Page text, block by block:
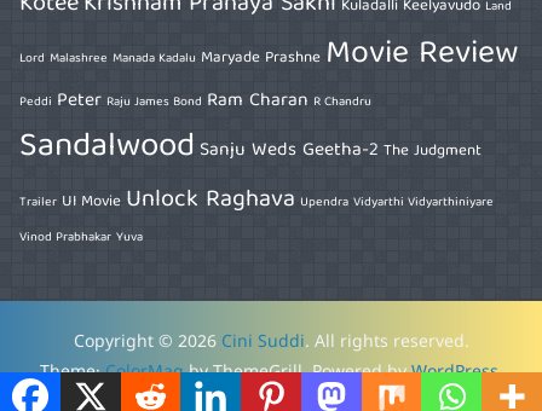
Kuladalli Keelyavudo Land
Lord Malashree Manada Kadalu Maryade Prashne Movie Review
Peddi Peter Raju James Bond Ram Charan R Chandru
Sandalwood Sanju Weds Geetha-2 The Judgment
Trailer UI Movie Unlock Raghava Upendra Vidyarthi Vidyarthiniyare
Vinod Prabhakar Yuva
Copyright © 2026 Cini Suddi. All rights reserved.
Theme:ColorMagby ThemeGrill. Powered byWordPress.